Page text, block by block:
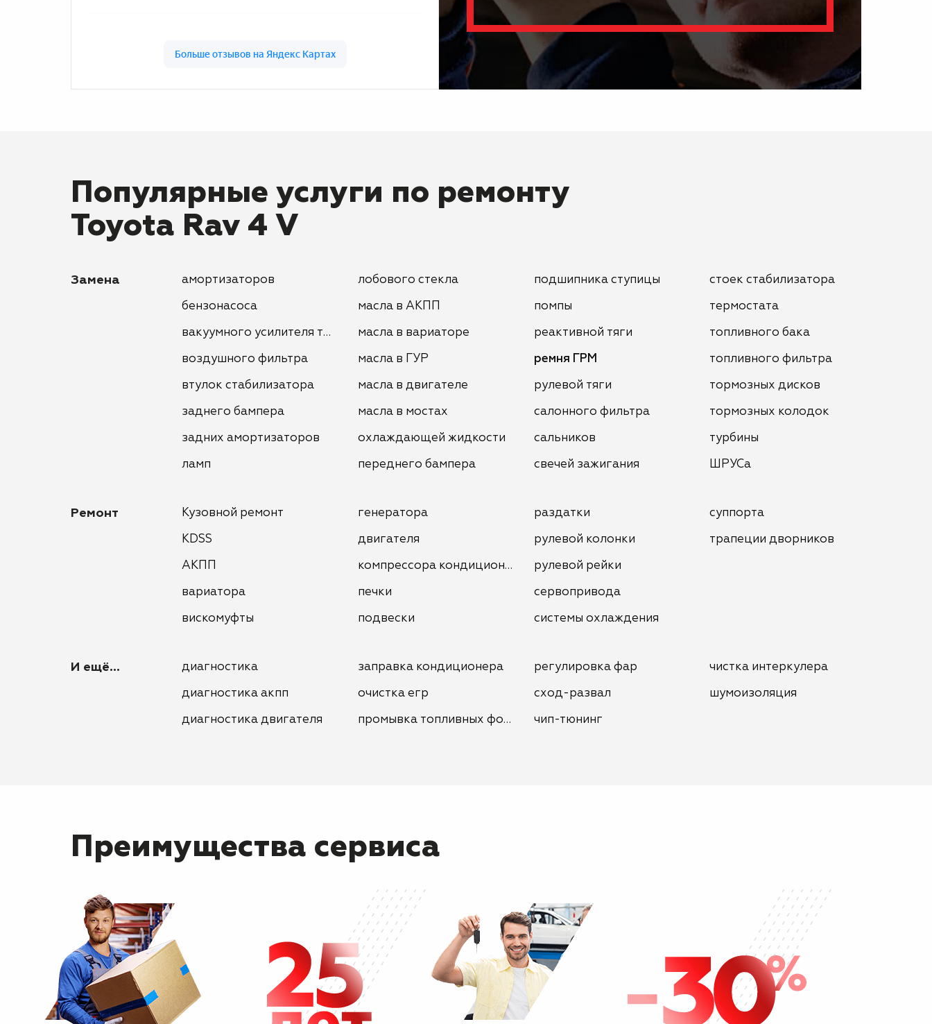
Популярные услуги по ремонту
Toyota Rav 4 V
Замена амортизаторов
бензонасоса
вакуумного усилителя тормозов
воздушного фильтра
втулок стабилизатора
заднего бампера
задних амортизаторов
ламп
лобового стекла
масла в АКПП
масла в вариаторе
масла в ГУР
масла в двигателе
масла в мостах
охлаждающей жидкости
переднего бампера
подшипника ступицы
помпы
реактивной тяги
ремня ГРМ
рулевой тяги
салонного фильтра
сальников
свечей зажигания
стоек стабилизатора
термостата
топливного бака
топливного фильтра
тормозных дисков
тормозных колодок
турбины
ШРУСа
Ремонт Кузовной ремонт
KDSS
АКПП
вариатора
вискомуфты
генератора
двигателя
компрессора кондиционера
печки
подвески
раздатки
рулевой колонки
рулевой рейки
сервопривода
системы охлаждения
суппорта
трапеции дворников
И ещё... диагностика
диагностика акпп
диагностика двигателя
заправка кондиционера
очистка егр
промывка топливных форсунок
регулировка фар
сход-развал
чип-тюнинг
чистка интеркулера
шумоизоляция
Преимущества сервиса